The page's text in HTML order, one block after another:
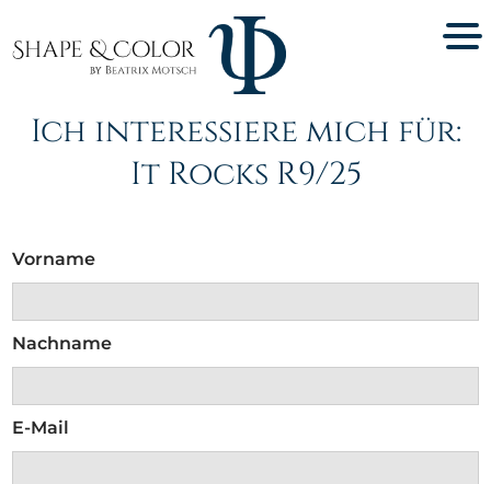
Ich interessiere mich für:
It Rocks R9/25
Vorname
Nachname
E-Mail